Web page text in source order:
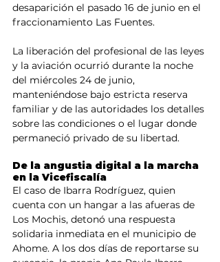
desaparición el pasado 16 de junio en el
fraccionamiento Las Fuentes.
La liberación del profesional de las leyes
y la aviación ocurrió durante la noche
del miércoles 24 de junio,
manteniéndose bajo estricta reserva
familiar y de las autoridades los detalles
sobre las condiciones o el lugar donde
permaneció privado de su libertad.
De la angustia digital a la marcha
en la Vicefiscalía
El caso de Ibarra Rodríguez, quien
cuenta con un hangar a las afueras de
Los Mochis, detonó una respuesta
solidaria inmediata en el municipio de
Ahome. A los dos días de reportarse su